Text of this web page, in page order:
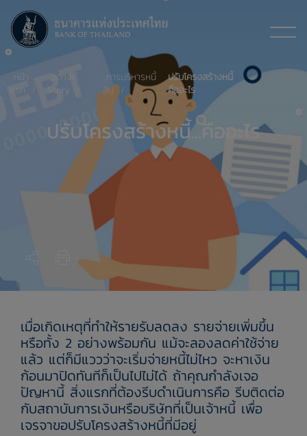
หน้า
แรก
สตางค์
Story
การบริหารหนี้
สิน
ปรับโครงสร้างหนี้
คืออะไร
ปรับโครงสร้างหนี้...คืออะไร
เมื่อเกิดเหตุที่ทำให้รายรับลดลง รายจ่ายเพิ่มขึ้น
หรือทั้ง 2 อย่างพร้อมกัน แม้จะลองลดค่าใช้จ่าย
แล้ว แต่ก็มีแววว่าจะเริ่มจ่ายหนี้ไม่ไหว จะหาเงิน
ก้อนมาปิดทันทีก็เป็นไปไม่ได้ ถ้าคุณกำลังเจอ
ปัญหานี้ สิ่งแรกที่ต้องรีบดำเนินการคือ รีบติดต่อ
กับสถาบันการเงินหรือบริษัทที่เป็นเจ้าหนี้ เพื่อ
เจรจาขอปรับโครงสร้างหนี้ที่มีอยู่